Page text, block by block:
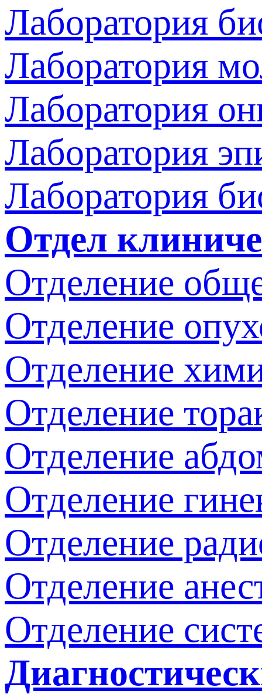
Лаборатория
Лаборатория
Лаборатория
Лаборатория
Лаборатория
Отдел
Отделение
Отделение
Отделение
Отделение
Отделение
Отделение
Отделение
Отделение
Отделение